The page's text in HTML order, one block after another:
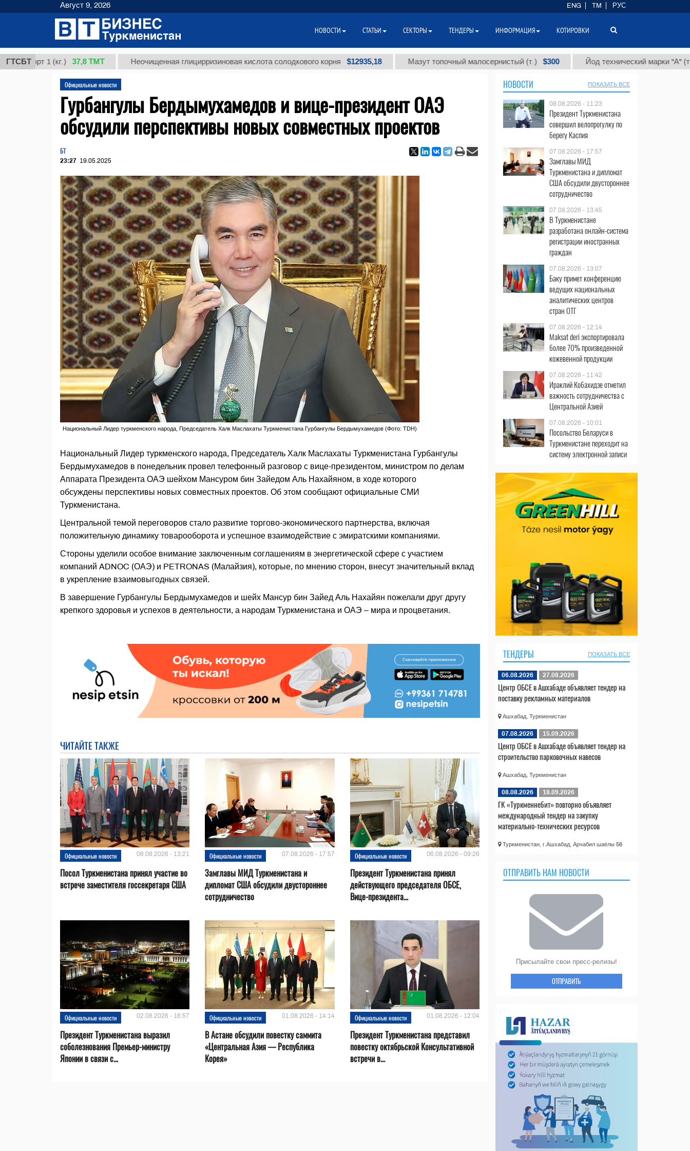
ГТСБТ
сорт 1 (кг.) 37,8 ТМТ Неочищенная глицирризиновая кислота солодкового корня $12935,18 Мазут топочный малосернистый (т.) $300 Йод технический марки "А" (т.)
Официальные новости
Гурбангулы Бердымухамедов и вице-президент ОАЭ
обсудили перспективы новых совместных проектов
БТ
23:27 19.05.2025
Национальный Лидер туркменского народа, Председатель Халк Маслахаты Туркменистана Гурбангулы Бердымухамедов (Фото: TDH)
Национальный Лидер туркменского народа, Председатель Халк Маслахаты Туркменистана Гурбангулы
Бердымухамедов в понедельник провел телефонный разговор с вице-президентом, министром по делам
Аппарата Президента ОАЭ шейхом Мансуром бин Зайедом Аль Нахайяном, в ходе которого
обсуждены перспективы новых совместных проектов. Об этом сообщают официальные СМИ
Туркменистана.
Центральной темой переговоров стало развитие торгово-экономического партнерства, включая
положительную динамику товарооборота и успешное взаимодействие с эмиратскими компаниями.
Стороны уделили особое внимание заключенным соглашениям в энергетической сфере с участием
компаний ADNOC (ОАЭ) и PETRONAS (Малайзия), которые, по мнению сторон, внесут значительный вклад
в укрепление взаимовыгодных связей.
В завершение Гурбангулы Бердымухамедов и шейх Мансур бин Зайед Аль Нахайян пожелали друг другу
крепкого здоровья и успехов в деятельности, а народам Туркменистана и ОАЭ – мира и процветания.
ЧИТАЙТЕ ТАКЖЕ
Официальные новости 08.08.2026 - 13:21
Посол Туркменистана принял участие во
встрече заместителя госсекретаря США
Официальные новости 07.08.2026 - 17:57
Замглавы МИД Туркменистана и
дипломат США обсудили двустороннее
сотрудничество
Официальные новости 06.08.2026 - 09:26
Президент Туркменистана принял
действующего председателя ОБСЕ,
Вице-президента...
Официальные новости 02.08.2026 - 16:57
Президент Туркменистана выразил
соболезнования Премьер-министру
Японии в связи с...
Официальные новости 01.08.2026 - 14:14
В Астане обсудили повестку саммита
«Центральная Азия — Республика
Корея»
Официальные новости 01.08.2026 - 12:04
Президент Туркменистана представил
повестку октябрьской Консультативной
встречи в...
НОВОСТИ ПОКАЗАТЬ ВСЕ
08.08.2026 - 11:23
Президент Туркменистана
совершил велопрогулку по
берегу Каспия
07.08.2026 - 17:57
Замглавы МИД
Туркменистана и дипломат
США обсудили двустороннее
сотрудничество
07.08.2026 - 13:45
В Туркменистане
разработана онлайн-система
регистрации иностранных
граждан
07.08.2026 - 13:07
Баку примет конференцию
ведущих национальных
аналитических центров
стран ОТГ
07.08.2026 - 12:14
Maksat deri экспортировала
более 70% произведенной
кожевенной продукции
07.08.2026 - 11:42
Ираклий Кобахидзе отметил
важность сотрудничества с
Центральной Азией
07.08.2026 - 10:01
Посольство Беларуси в
Туркменистане переходит на
систему электронной записи
ТЕНДЕРЫ ПОКАЗАТЬ ВСЕ
06.08.2026 27.08.2026
Центр ОБСЕ в Ашхабаде объявляет тендер на
поставку рекламных материалов
Ашхабад, Туркменистан
07.08.2026 15.09.2026
Центр ОБСЕ в Ашхабаде объявляет тендер на
строительство парковочных навесов
Ашхабад, Туркменистан
08.08.2026 18.09.2026
ГК «Туркменнебит» повторно объявляет
международный тендер на закупку
материально-технических ресурсов
Туркменистан, г.Ашхабад, Арчабил шаёлы 56
ОТПРАВИТЬ НАМ НОВОСТИ
Присылайте свои пресс-релизы!
ОТПРАВИТЬ
Август 9, 2026 ENG TM РУС
НОВОСТИ СТАТЬИ СЕКТОРЫ ТЕНДЕРЫ ИНФОРМАЦИЯ КОТИРОВКИ